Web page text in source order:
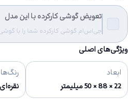
تعویض گوشی کارکرده با این مدل
جی‌اس‌ام گوشی کارکرده شما را با
ویژگی‌های اصلی
ابعاد
22 × 88 × 50 میلیمتر
رنگ‌ها
نقره‌ای